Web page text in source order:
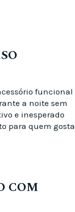
funcional
a noite sem
e inesperado
para quem gosta
COM